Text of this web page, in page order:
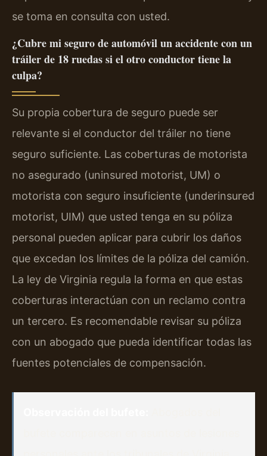
se toma en consulta con usted.
¿Cubre mi seguro de automóvil un accidente con un
tráiler de 18 ruedas si el otro conductor tiene la
culpa?
Su propia cobertura de seguro puede ser
relevante si el conductor del tráiler no tiene
seguro suficiente. Las coberturas de motorista
no asegurado (uninsured motorist, UM) o
motorista con seguro insuficiente (underinsured
motorist, UIM) que usted tenga en su póliza
personal pueden aplicar para cubrir los daños
que excedan los límites de la póliza del camión.
La ley de Virginia regula la forma en que estas
coberturas interactúan con un reclamo contra
un tercero. Es recomendable revisar su póliza
con un abogado que pueda identificar todas las
fuentes potenciales de compensación.